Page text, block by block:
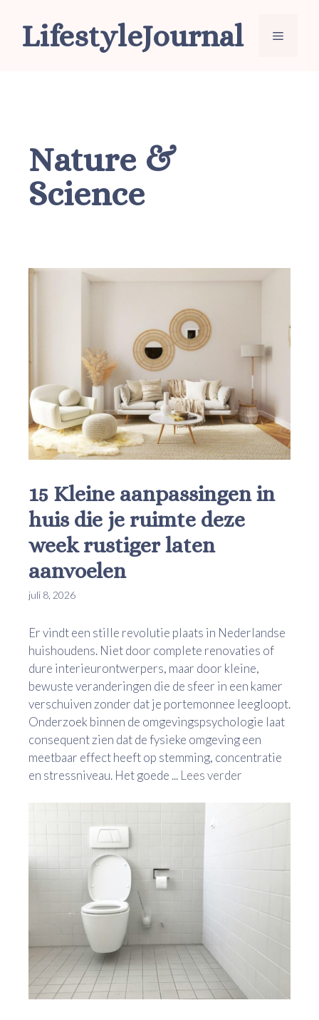
LifestyleJournal Menu
Nature &
Science
15 Kleine aanpassingen in
huis die je ruimte deze
week rustiger laten
aanvoelen
juli 8, 2026
Er vindt een stille revolutie plaats in Nederlandse
huishoudens. Niet door complete renovaties of
dure interieurontwerpers, maar door kleine,
bewuste veranderingen die de sfeer in een kamer
verschuiven zonder dat je portemonnee leegloopt.
Onderzoek binnen de omgevingspsychologie laat
consequent zien dat de fysieke omgeving een
meetbaar effect heeft op stemming, concentratie
en stressniveau. Het goede ... Lees verder